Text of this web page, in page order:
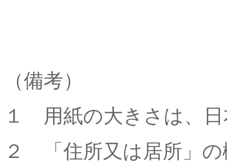
（備考）
１ 用紙の大きさは、
２ 「住所又は居所」の